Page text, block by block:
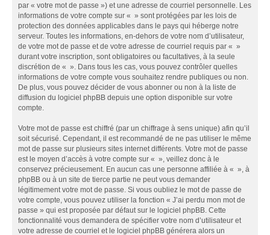
par « votre mot de passe ») et une adresse de courriel personnelle. Les
informations de votre compte sur « » sont protégées par les lois de
protection des données applicables dans le pays qui héberge notre
serveur. Toutes les informations, en-dehors de votre nom d’utilisateur,
de votre mot de passe et de votre adresse de courriel requis par « »
durant votre inscription, sont obligatoires ou facultatives, à la seule
discrétion de « ». Dans tous les cas, vous pouvez contrôler quelles
informations de votre compte vous souhaitez rendre publiques ou non.
De plus, vous pouvez décider de vous abonner ou non à la liste de
diffusion du logiciel phpBB depuis une option disponible sur votre
compte.
Votre mot de passe est chiffré (par un chiffrage à sens unique) afin qu’il
soit sécurisé. Cependant, il est recommandé de ne pas utiliser le même
mot de passe sur plusieurs sites internet différents. Votre mot de passe
est le moyen d’accès à votre compte sur « », veillez donc à le
conservez précieusement. En aucun cas une personne affiliée à « », à
phpBB ou à un site de tierce partie ne peut vous demander
légitimement votre mot de passe. Si vous oubliez le mot de passe de
votre compte, vous pouvez utiliser la fonction « J’ai perdu mon mot de
passe » qui est proposée par défaut sur le logiciel phpBB. Cette
fonctionnalité vous demandera de spécifier votre nom d’utilisateur et
votre adresse de courriel et le logiciel phpBB générera alors un